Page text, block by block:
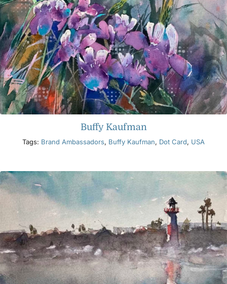
Buffy Kaufman
Tags: Brand Ambassadors, Buffy Kaufman, Dot Card, USA